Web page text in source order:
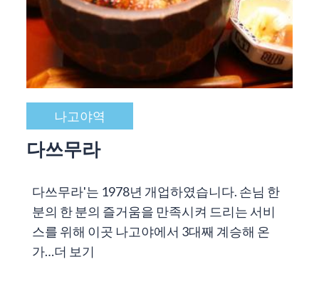
나고야역
다쓰무라
다쓰무라'는 1978년 개업하였습니다. 손님 한
분의 한 분의 즐거움을 만족시켜 드리는 서비
스를 위해 이곳 나고야에서 3대째 계승해 온
가…더 보기